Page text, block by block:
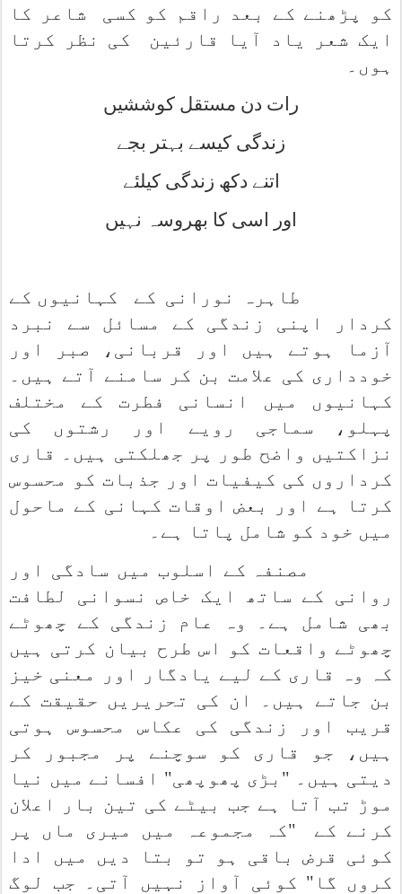
کو پڑھنے کے بعد راقم کو کسی
شاعر کا
ایک شعر یاد آیا قارئین
کی نظر کرتا
ہوں۔
رات دن مستقل کوششیں
زندگی کیسے بہتر بجے
اتنے دکھ زندگی کیلئے
اور اسی کا بھروسہ نہیں
طاہرہ نورانی کے
کہانیوں کے
کردار اپنی زندگی کے مسائل سے نبرد
آزما ہوتے ہیں اور قربانی، صبر اور
خودداری کی علامت بن کر سامنے آتے ہیں۔
کہانیوں میں انسانی فطرت کے مختلف
پہلو، سماجی رویے اور رشتوں کی
نزاکتیں واضح طور پر جھلکتی ہیں۔ قاری
کرداروں کی کیفیات اور جذبات کو محسوس
کرتا ہے اور بعض اوقات کہانی کے ماحول
میں خود کو شامل پاتا ہے۔
مصنفہ کے اسلوب میں سادگی اور
روانی کے ساتھ ایک خاص نسوانی لطافت
بھی شامل ہے۔ وہ عام زندگی کے چھوٹے
چھوٹے واقعات کو اس طرح بیان کرتی ہیں
کہ وہ قاری کے لیے یادگار اور معنی خیز
بن جاتے ہیں۔ ان کی تحریریں حقیقت کے
قریب اور زندگی کی عکاس محسوس ہوتی
ہیں، جو قاری کو سوچنے پر مجبور کر
دیتی ہیں۔ "بڑی پھوپھی" افسانے میں نیا
موڑ تب آتا ہے جب بیٹے کی تین بار اعلان
کرنے کے
"کہ مجموعہ میں میری ماں پر
کوئی قرض باقی ہو تو بتا دیں میں ادا
کروں گا" کوئی آواز نہیں آتی۔ جب لوگ